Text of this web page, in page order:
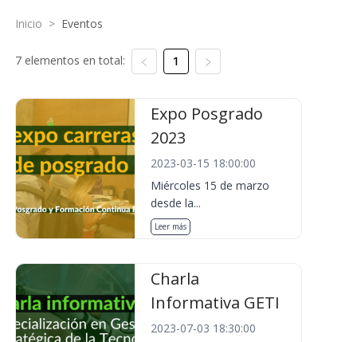
Inicio > Eventos
7 elementos en total: 1
Expo Posgrado
2023
2023-03-15 18:00:00
Miércoles 15 de marzo
desde la...
Leer más
Charla
Informativa GETI
2023-07-03 18:30:00